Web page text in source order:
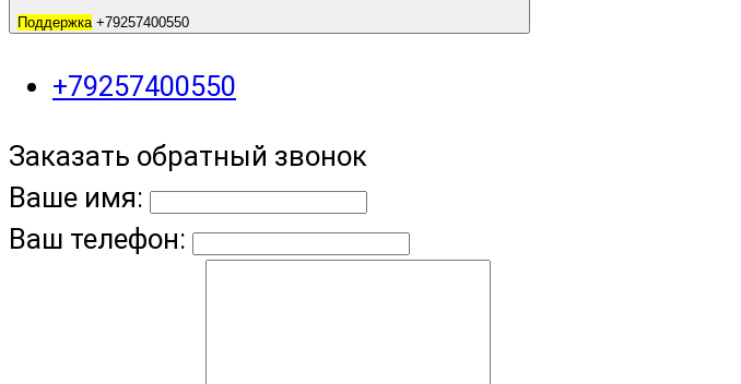
Поддержка +79257400550
+79257400550
Заказать обратный звонок
Ваше имя:
Ваш телефон: